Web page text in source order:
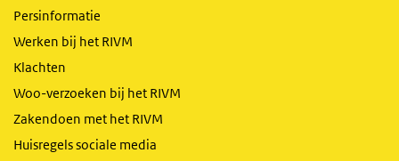
Persinformatie
Werken bij het RIVM
Klachten
Woo-verzoeken bij het RIVM
Zakendoen met het RIVM
Huisregels sociale media